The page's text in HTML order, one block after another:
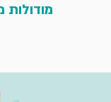
מודולות